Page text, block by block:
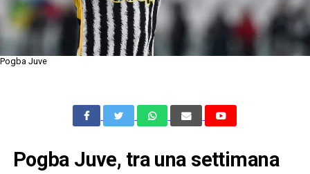
Pogba Juve
Pogba Juve, tra una settimana